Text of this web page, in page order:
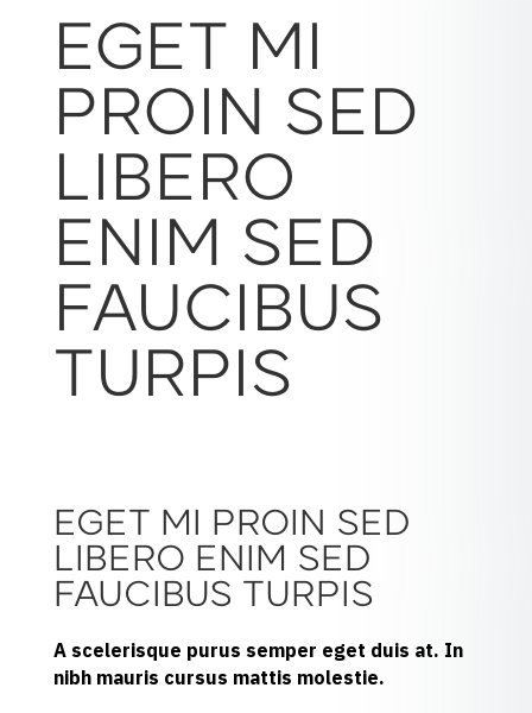
EGET MI
PROIN SED
LIBERO
ENIM SED
FAUCIBUS
TURPIS
EGET MI PROIN SED
LIBERO ENIM SED
FAUCIBUS TURPIS
A scelerisque purus semper eget duis at. In
nibh mauris cursus mattis molestie.